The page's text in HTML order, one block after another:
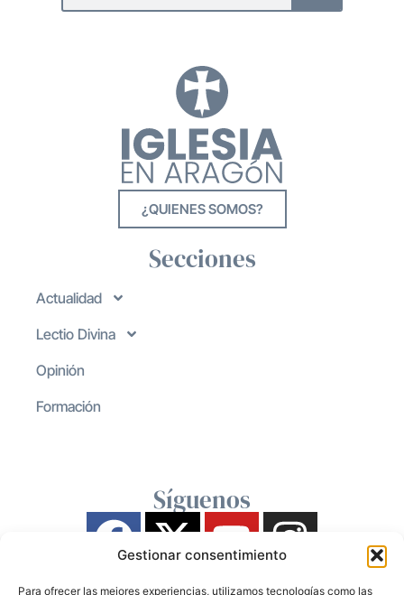
Gestionar consentimiento
Para ofrecer las mejores experiencias, utilizamos tecnologías como las
¿QUIENES SOMOS?
Secciones
Actualidad
Lectio Divina
Opinión
Formación
Síguenos